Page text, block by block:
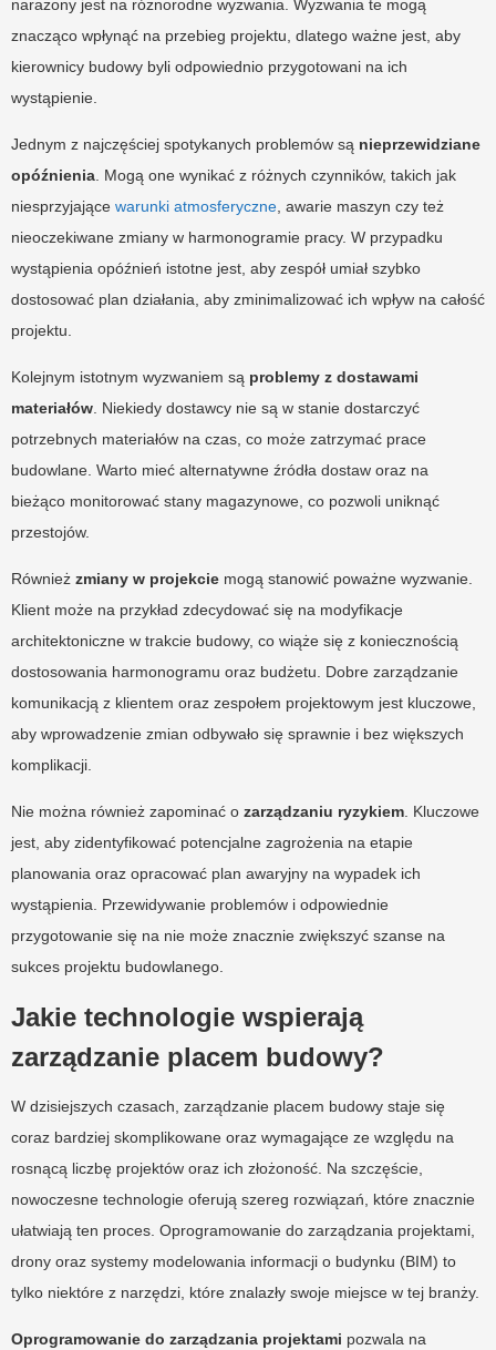
narażony jest na różnorodne wyzwania. Wyzwania te mogą
znacząco wpłynąć na przebieg projektu, dlatego ważne jest, aby
kierownicy budowy byli odpowiednio przygotowani na ich
wystąpienie.
Jednym z najczęściej spotykanych problemów są nieprzewidziane
opóźnienia. Mogą one wynikać z różnych czynników, takich jak
niesprzyjające warunki atmosferyczne, awarie maszyn czy też
nieoczekiwane zmiany w harmonogramie pracy. W przypadku
wystąpienia opóźnień istotne jest, aby zespół umiał szybko
dostosować plan działania, aby zminimalizować ich wpływ na całość
projektu.
Kolejnym istotnym wyzwaniem są problemy z dostawami
materiałów. Niekiedy dostawcy nie są w stanie dostarczyć
potrzebnych materiałów na czas, co może zatrzymać prace
budowlane. Warto mieć alternatywne źródła dostaw oraz na
bieżąco monitorować stany magazynowe, co pozwoli uniknąć
przestojów.
Również zmiany w projekcie mogą stanowić poważne wyzwanie.
Klient może na przykład zdecydować się na modyfikacje
architektoniczne w trakcie budowy, co wiąże się z koniecznością
dostosowania harmonogramu oraz budżetu. Dobre zarządzanie
komunikacją z klientem oraz zespołem projektowym jest kluczowe,
aby wprowadzenie zmian odbywało się sprawnie i bez większych
komplikacji.
Nie można również zapominać o zarządzaniu ryzykiem. Kluczowe
jest, aby zidentyfikować potencjalne zagrożenia na etapie
planowania oraz opracować plan awaryjny na wypadek ich
wystąpienia. Przewidywanie problemów i odpowiednie
przygotowanie się na nie może znacznie zwiększyć szanse na
sukces projektu budowlanego.
Jakie technologie wspierają
zarządzanie placem budowy?
W dzisiejszych czasach, zarządzanie placem budowy staje się
coraz bardziej skomplikowane oraz wymagające ze względu na
rosnącą liczbę projektów oraz ich złożoność. Na szczęście,
nowoczesne technologie oferują szereg rozwiązań, które znacznie
ułatwiają ten proces. Oprogramowanie do zarządzania projektami,
drony oraz systemy modelowania informacji o budynku (BIM) to
tylko niektóre z narzędzi, które znalazły swoje miejsce w tej branży.
Oprogramowanie do zarządzania projektami pozwala na